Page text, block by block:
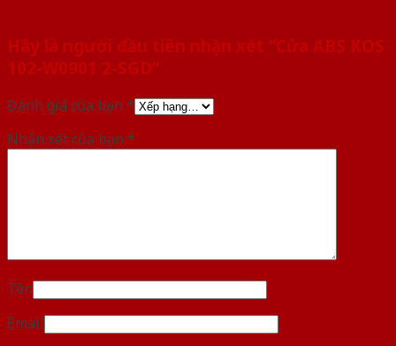
Hãy là người đầu tiên nhận xét “Cửa ABS KOS
102-W0901 2-SGD”
Đánh giá của bạn *
Nhận xét của bạn *
Tên
Email